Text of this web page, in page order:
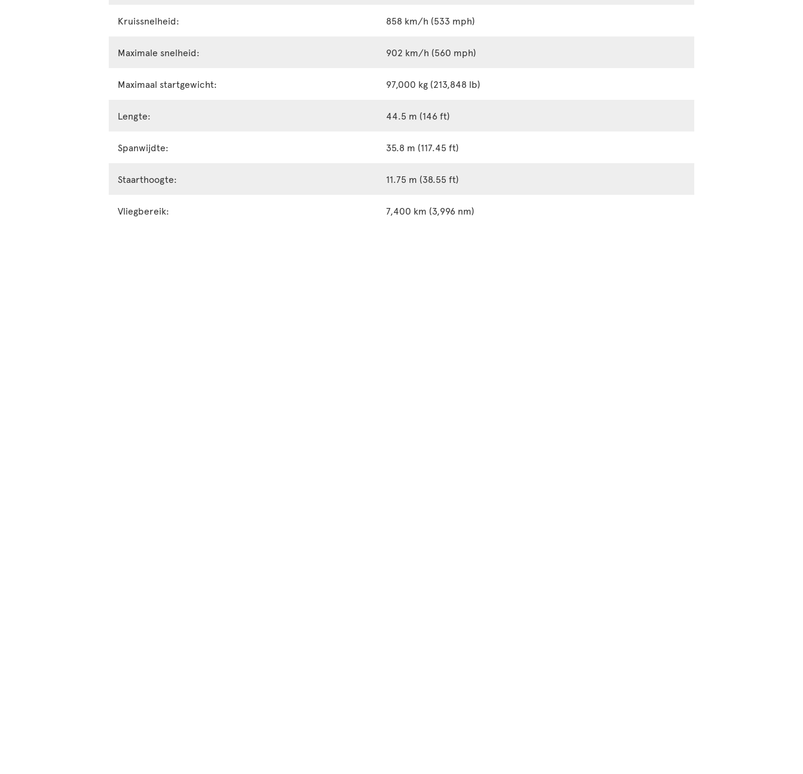
Kruissnelheid: 858 km/h (533 mph)
Maximale snelheid: 902 km/h (560 mph)
Maximaal startgewicht: 97,000 kg (213,848 lb)
Lengte: 44.5 m (146 ft)
Spanwijdte: 35.8 m (117.45 ft)
Staarthoogte: 11.75 m (38.55 ft)
Vliegbereik: 7,400 km (3,996 nm)